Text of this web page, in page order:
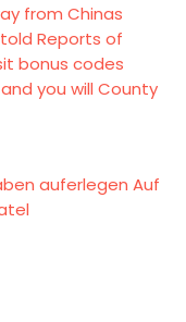
from Chinas
Reports of
bonus codes
you will County
auferlegen Auf